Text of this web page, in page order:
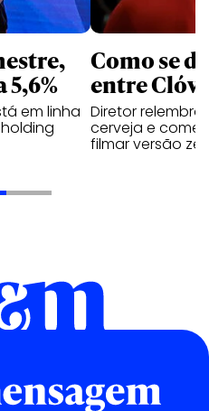
em linha
Como se
entre
Diretor
cerveja e
filmar versão